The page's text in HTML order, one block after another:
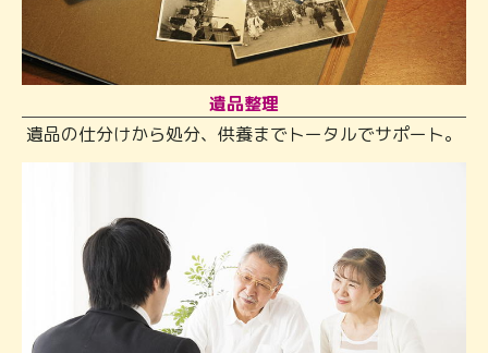
遺品整理
遺品の仕分けから処分、供養までトータルでサポート。